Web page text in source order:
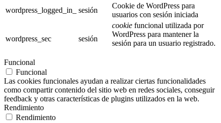
wordpress_logged_in_
sesión
Cookie de WordPress para
usuarios con sesión iniciada
wordpress_sec sesión
cookie funcional utilizada por
WordPress para mantener la
sesión para un usuario registrado.
Funcional
Funcional
Las cookies funcionales ayudan a realizar ciertas funcionalidades
como compartir contenido del sitio web en redes sociales, conseguir
feedback y otras características de plugins utilizados en la web.
Rendimiento
Rendimiento